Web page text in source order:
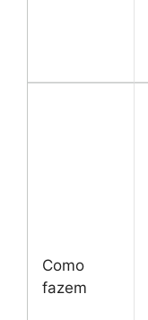
Como
fazem